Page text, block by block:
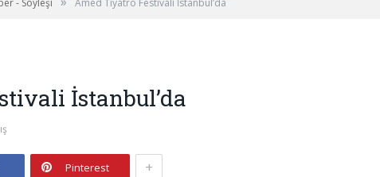
- Söyleşi Amed Tiyatro Festivali İstanbul’da
İstanbul’da
Pinterest +